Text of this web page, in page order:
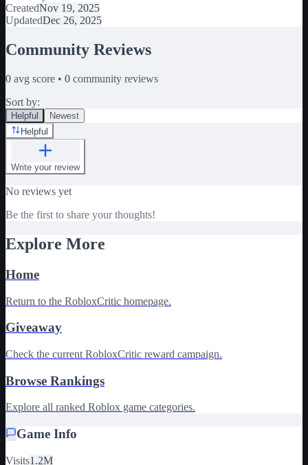
проклятом лабиринте крысы? 🧀🐀
CreatedNov 19, 2025
UpdatedDec 26, 2025
Community Reviews
0 avg score • 0 community reviews
Sort by:
Helpful
Newest
Helpful
Write your review
No reviews yet
Be the first to share your thoughts!
Explore More
Home
Return to the RobloxCritic homepage.
Giveaway
Check the current RobloxCritic reward campaign.
Browse Rankings
Explore all ranked Roblox game categories.
Game Info
Visits1.2M